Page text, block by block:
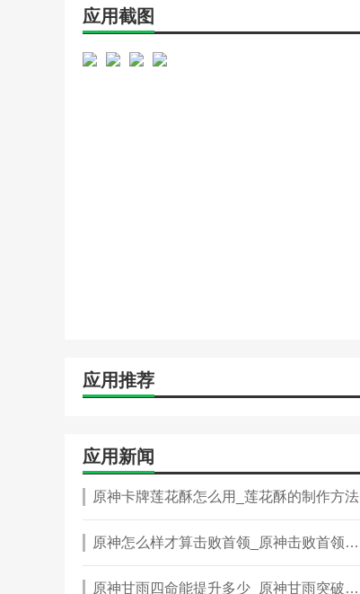
应用截图
应用推荐
应用新闻
原神卡牌莲花酥怎么用_莲花酥的制作方法
原神怎么样才算击败首领_原神击败首领敌人怎么完成
原神甘雨四命能提升多少_原神甘雨突破材料清单